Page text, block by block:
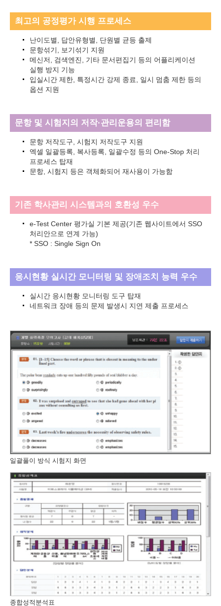
최고의 공정평가 시행 프로세스
난이도별, 답안유형별, 단원별 균등 출제
문항섞기, 보기섞기 지원
메신저, 검색엔진, 기타 문서편집기 등의 어플리케이션
실행 방지 기능
입실시간 제한, 특정시간 강제 종료, 일시 멈춤 제한 등의
옵션 지원
문항 및 시험지의 저작·관리운용의 편리함
문항 저작도구, 시험지 저작도구 지원
엑셀 일괄등록, 복사등록, 일괄수정 등의 One-Stop 처리
프로세스 탑재
문항, 시험지 등은 객체화되어 재사용이 가능함
기존 학사관리 시스템과의 호환성 우수
e-Test Center 평가실 기본 제공(기존 웹사이트에서 SSO
처리안으로 연계 가능)
* SSO : Single Sign On
응시현황 실시간 모니터링 및 장애조치 능력 우수
실시간 응시현황 모니터링 도구 탑재
네트워크 장애 등의 문제 발생시 지연 제출 프로세스
일괄풀이 방식 시험지 화면
종합성적분석표